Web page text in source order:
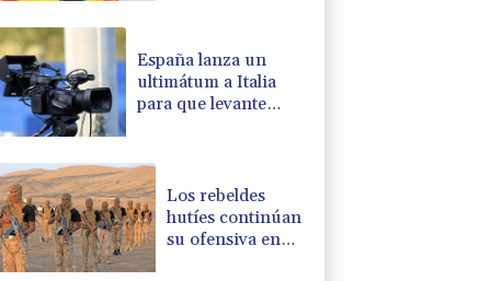
España lanza un
ultimátum a Italia
para que levante
Los rebeldes
hutíes continúan
su ofensiva en